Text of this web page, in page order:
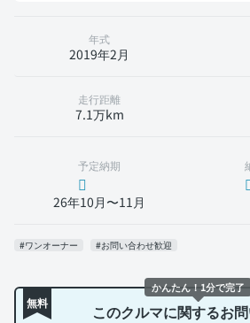
年式
2019年2月
走行距離
7.1万km
予定納期
26年10月〜11月
#ワンオーナー #お問い合わせ歓迎
無料 このクルマに関するお
かんたん！1分で完了